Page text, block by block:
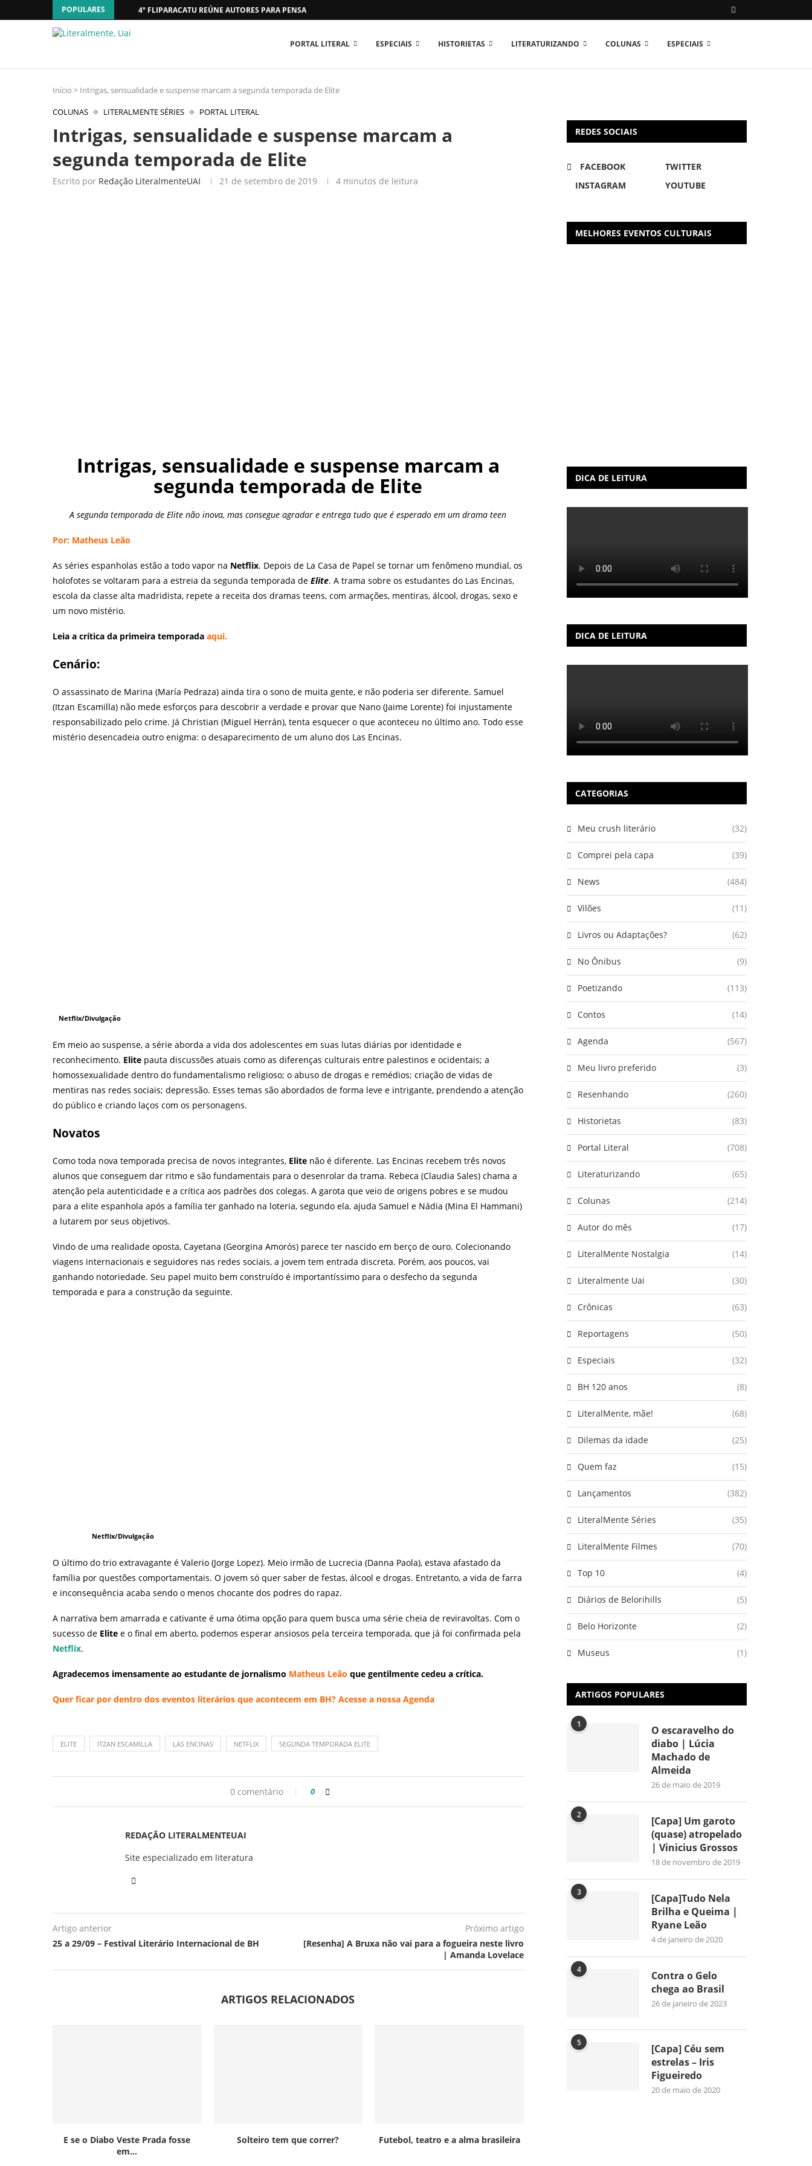
POPULARES 4º FLIPARACATU REÚNE AUTORES PARA PENSAR O MUNDO...
PORTAL LITERAL ESPECIAIS HISTORIETAS LITERATURIZANDO COLUNAS ESPECIAIS
Início > Intrigas, sensualidade e suspense marcam a segunda temporada de Elite
COLUNAS
LITERALMENTE SÉRIES PORTAL LITERAL
Intrigas, sensualidade e suspense marcam a
segunda temporada de Elite
Escrito por Redação LiteralmenteUAI 21 de setembro de 2019 4 minutos de leitura
Intrigas, sensualidade e suspense marcam a
segunda temporada de Elite
A segunda temporada de Elite não inova, mas consegue agradar e entrega tudo que é esperado em um drama teen
Por: Matheus Leão
As séries espanholas estão a todo vapor na Netflix. Depois de La Casa de Papel se tornar um fenômeno mundial, os
holofotes se voltaram para a estreia da segunda temporada de Elite. A trama sobre os estudantes do Las Encinas,
escola da classe alta madridista, repete a receita dos dramas teens, com armações, mentiras, álcool, drogas, sexo e
um novo mistério.
Leia a crítica da primeira temporada aqui.
Cenário:
O assassinato de Marina (María Pedraza) ainda tira o sono de muita gente, e não poderia ser diferente. Samuel
(Itzan Escamilla) não mede esforços para descobrir a verdade e provar que Nano (Jaime Lorente) foi injustamente
responsabilizado pelo crime. Já Christian (Miguel Herrán), tenta esquecer o que aconteceu no último ano. Todo esse
mistério desencadeia outro enigma: o desaparecimento de um aluno dos Las Encinas.
Netflix/Divulgação
Em meio ao suspense, a série aborda a vida dos adolescentes em suas lutas diárias por identidade e
reconhecimento. Elite pauta discussões atuais como as diferenças culturais entre palestinos e ocidentais; a
homossexualidade dentro do fundamentalismo religioso; o abuso de drogas e remédios; criação de vidas de
mentiras nas redes sociais; depressão. Esses temas são abordados de forma leve e intrigante, prendendo a atenção
do público e criando laços com os personagens.
Novatos
Como toda nova temporada precisa de novos integrantes, Elite não é diferente. Las Encinas recebem três novos
alunos que conseguem dar ritmo e são fundamentais para o desenrolar da trama. Rebeca (Claudia Sales) chama a
atenção pela autenticidade e a crítica aos padrões dos colegas. A garota que veio de origens pobres e se mudou
para a elite espanhola após a família ter ganhado na loteria, segundo ela, ajuda Samuel e Nádia (Mina El Hammani)
a lutarem por seus objetivos.
Vindo de uma realidade oposta, Cayetana (Georgina Amorós) parece ter nascido em berço de ouro. Colecionando
viagens internacionais e seguidores nas redes sociais, a jovem tem entrada discreta. Porém, aos poucos, vai
ganhando notoriedade. Seu papel muito bem construído é importantíssimo para o desfecho da segunda
temporada e para a construção da seguinte.
Netflix/Divulgação
O último do trio extravagante é Valerio (Jorge Lopez). Meio irmão de Lucrecia (Danna Paola), estava afastado da
família por questões comportamentais. O jovem só quer saber de festas, álcool e drogas. Entretanto, a vida de farra
e inconsequência acaba sendo o menos chocante dos podres do rapaz.
A narrativa bem amarrada e cativante é uma ótima opção para quem busca uma série cheia de reviravoltas. Com o
sucesso de Elite e o final em aberto, podemos esperar ansiosos pela terceira temporada, que já foi confirmada pela
Netflix.
Agradecemos imensamente ao estudante de jornalismo Matheus Leão que gentilmente cedeu a crítica.
Quer ficar por dentro dos eventos literários que acontecem em BH? Acesse a nossa Agenda
ELITE ITZAN ESCAMILLA LAS ENCINAS NETFLIX SEGUNDA TEMPORADA ELITE
0 comentário 0
REDAÇÃO LITERALMENTEUAI
Site especializado em literatura
Artigo anterior
25 a 29/09 – Festival Literário Internacional de BH
Próximo artigo
[Resenha] A Bruxa não vai para a fogueira neste livro
| Amanda Lovelace
ARTIGOS RELACIONADOS
E se o Diabo Veste Prada fosse
em...
Solteiro tem que correr? Futebol, teatro e a alma brasileira
REDES SOCIAIS
FACEBOOK
TWITTER
INSTAGRAM
YOUTUBE
MELHORES EVENTOS CULTURAIS
DICA DE LEITURA
DICA DE LEITURA
CATEGORIAS
Meu crush literário (32)
Comprei pela capa (39)
News (484)
Vilões (11)
Livros ou Adaptações? (62)
No Ônibus (9)
Poetizando (113)
Contos (14)
Agenda (567)
Meu livro preferido (3)
Resenhando (260)
Historietas (83)
Portal Literal (708)
Literaturizando (65)
Colunas (214)
Autor do mês (17)
LiteralMente Nostalgia (14)
Literalmente Uai (30)
Crônicas (63)
Reportagens (50)
Especiais (32)
BH 120 anos (8)
LiteralMente, mãe! (68)
Dilemas da idade (25)
Quem faz (15)
Lançamentos (382)
LiteralMente Séries (35)
LiteralMente Filmes (70)
Top 10 (4)
Diários de Belorihills (5)
Belo Horizonte (2)
Museus (1)
ARTIGOS POPULARES
1
O escaravelho do
diabo | Lúcia
Machado de
Almeida
26 de maio de 2019
2
[Capa] Um garoto
(quase) atropelado
| Vinicius Grossos
18 de novembro de 2019
3
[Capa]Tudo Nela
Brilha e Queima |
Ryane Leão
4 de janeiro de 2020
4
Contra o Gelo
chega ao Brasil
26 de janeiro de 2023
5
[Capa] Céu sem
estrelas – Iris
Figueiredo
20 de maio de 2020